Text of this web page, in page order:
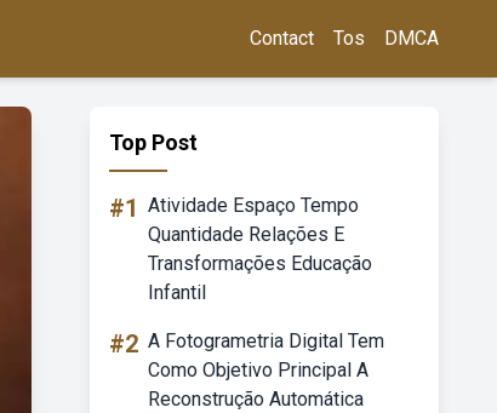
Contact Tos DMCA
Top Post
#1 Atividade Espaço Tempo
Quantidade Relações E
Transformações Educação
Infantil
#2 A Fotogrametria Digital Tem
Como Objetivo Principal A
Reconstrução Automática